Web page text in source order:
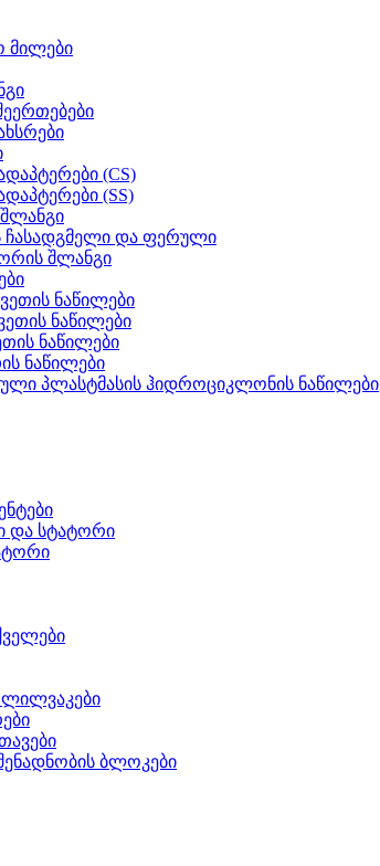
მილები
(CS)
(SS)
ჩასადგმელი და ფერული
შლანგი
ნაწილები
ნაწილები
ნაწილები
ნაწილები
პლასტმასის ჰიდროციკლონის ნაწილები
და სტატორი
ლილვაკები
ბლოკები